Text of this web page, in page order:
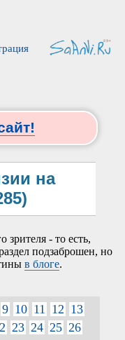
на
зрителя - то есть,
подзаброшен, но
в блоге.
9 10 11 12 13
23 24 25 26